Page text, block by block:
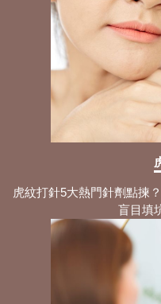
虎紋打針5大熱門針劑點揀
盲目填